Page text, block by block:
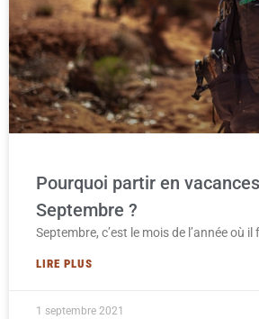
Pourquoi partir en
Septembre ?
Septembre, c’est le mois de l’année où il
LIRE PLUS
1 septembre 2021